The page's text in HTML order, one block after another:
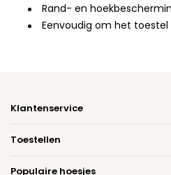
Rand- en
Eenvoudig om het
Klantenservice
Toestellen
Populaire hoesjes